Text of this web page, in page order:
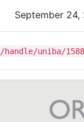
September 24,
uniba/